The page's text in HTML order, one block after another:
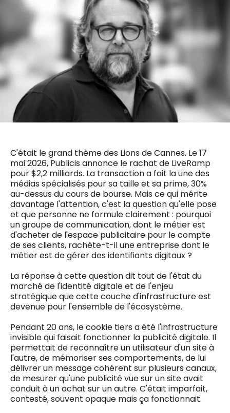
C'était le grand thème des Lions de Cannes. Le 17
mai 2026, Publicis annonce le rachat de LiveRamp
pour $2,2 milliards. La transaction a fait la une des
médias spécialisés pour sa taille et sa prime, 30%
au-dessus du cours de bourse. Mais ce qui mérite
davantage l'attention, c'est la question qu'elle pose
et que personne ne formule clairement : pourquoi
un groupe de communication, dont le métier est
d'acheter de l'espace publicitaire pour le compte
de ses clients, rachète-t-il une entreprise dont le
métier est de gérer des identifiants digitaux ?
La réponse à cette question dit tout de l'état du
marché de l'identité digitale et de l'enjeu
stratégique que cette couche d'infrastructure est
devenue pour l'ensemble de l'écosystème.
Pendant 20 ans, le cookie tiers a été l'infrastructure
invisible qui faisait fonctionner la publicité digitale. Il
permettait de reconnaître un utilisateur d'un site à
l'autre, de mémoriser ses comportements, de lui
délivrer un message cohérent sur plusieurs canaux,
de mesurer qu'une publicité vue sur un site avait
conduit à un achat sur un autre. C'était imparfait,
contesté, souvent opaque mais ça fonctionnait.
0498 88 64 89
f.bouchar@mm.be
Chief Editor
Griet Byl
0475 97 12 57
g.byl@mm.be
Chief Editor
Damien Lemaire
0477 37 31 65
d.lemaire@mm.be
VALIDER
NOTRE CONTENU DIGITAL :
Daily
Freemium
access
MM e - News
1 x week
MM Brunch
MM Tech
10 x year
MM Best of
4 x year
MM Magazine
(digital)
Des questions ?